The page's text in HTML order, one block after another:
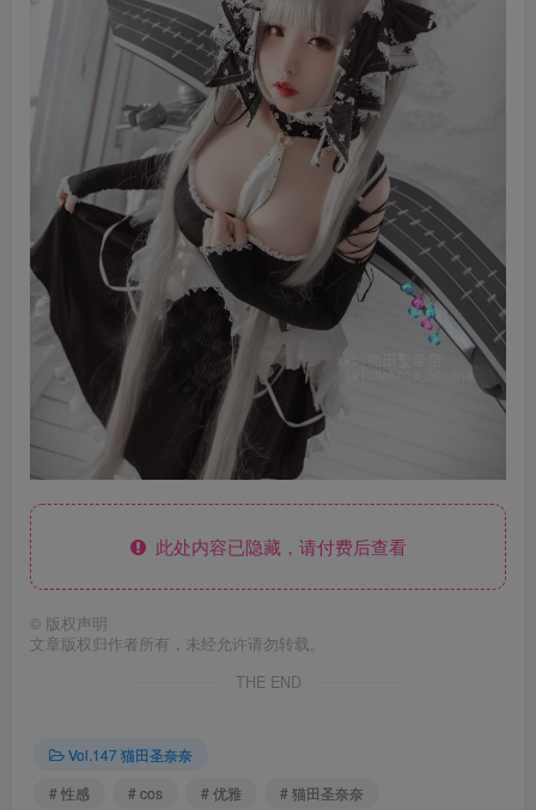
此处内容已隐藏，请付费后查看
© 版权声明
文章版权归作者所有，未经允许请勿转载。
THE END
Vol.147 猫田圣奈奈
# 性感
# cos # 优雅 # 猫田圣奈奈